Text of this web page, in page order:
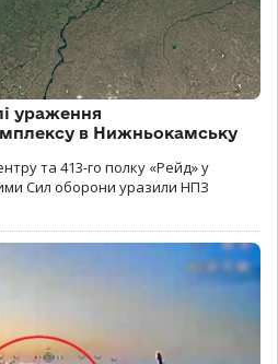
ураження
в Нижньокамську
та 413-го полку «Рейд» у
Сил оборони уразили НПЗ